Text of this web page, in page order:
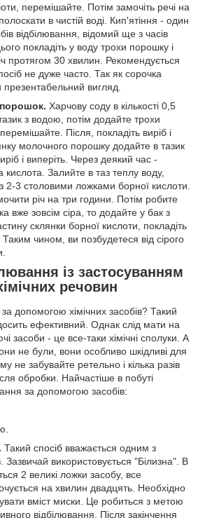
перемішайте. Потім замочіть речі на
в чистій воді. Кип'ятіння - один
відбілювання, відомий ще з часів
покладіть у воду трохи порошку і
протягом 30 хвилин. Рекомендується
не дуже часто. Так як сорочка
презентабельний вигляд.
Харчову соду в кількості 0,5
з водою, потім додайте трохи
Після, покладіть виріб і
молочного порошку додайте в тазик
і виперіть. Через деякий час -
Залийте в таз теплу воду,
2-3 столовими ложками борної кислоти.
річ на три години. Потім робите
вже зовсім сіра, то додайте у бак з
склянки борної кислоти, покладіть
Таким чином, ви позбудетеся від сірого
із застосуванням
речовин
за допомогою хімічних засобів? Такий
ефективний. Однак слід мати на
засоби - це все-таки хімічні сполуки. А
не були, вони особливо шкідливі для
не забувайте ретельно і кілька разів
обробки. Найчастіше в побуті
за допомогою засобів:
Такий спосіб вважається одним з
Зазвичай використовується "Білизна". В
2 великі ложки засобу, все
на хвилин двадцять. Необхідно
вміст миски. Це робиться з метою
відбілювання. Після закінчення